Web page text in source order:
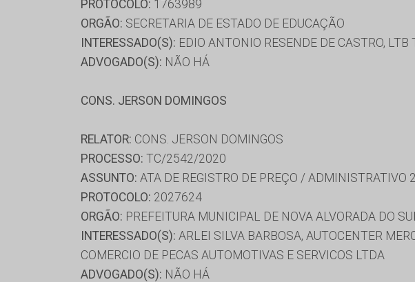
PROTOCOLO: 1763989
ORGÃO: SECRETARIA DE ESTADO DE EDUCAÇÃO
INTERESSADO(S): EDIO ANTONIO RESENDE DE CASTRO,
ADVOGADO(S): NÃO HÁ
CONS. JERSON DOMINGOS
RELATOR: CONS. JERSON DOMINGOS
PROCESSO: TC/2542/2020
ASSUNTO: ATA DE REGISTRO DE PREÇO / ADMINISTRATIVO
PROTOCOLO: 2027624
ORGÃO: PREFEITURA MUNICIPAL DE NOVA ALVORADA DO SUL
INTERESSADO(S): ARLEI SILVA BARBOSA, AUTOCENTER
COMERCIO DE PECAS AUTOMOTIVAS E SERVICOS LTDA
ADVOGADO(S): NÃO HÁ